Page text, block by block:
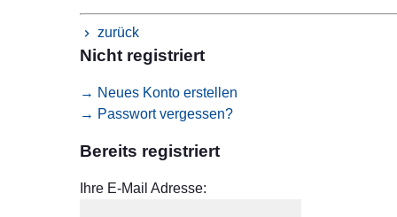
zurück
Nicht registriert
→ Neues Konto erstellen
→ Passwort vergessen?
Bereits registriert
Ihre E-Mail Adresse: